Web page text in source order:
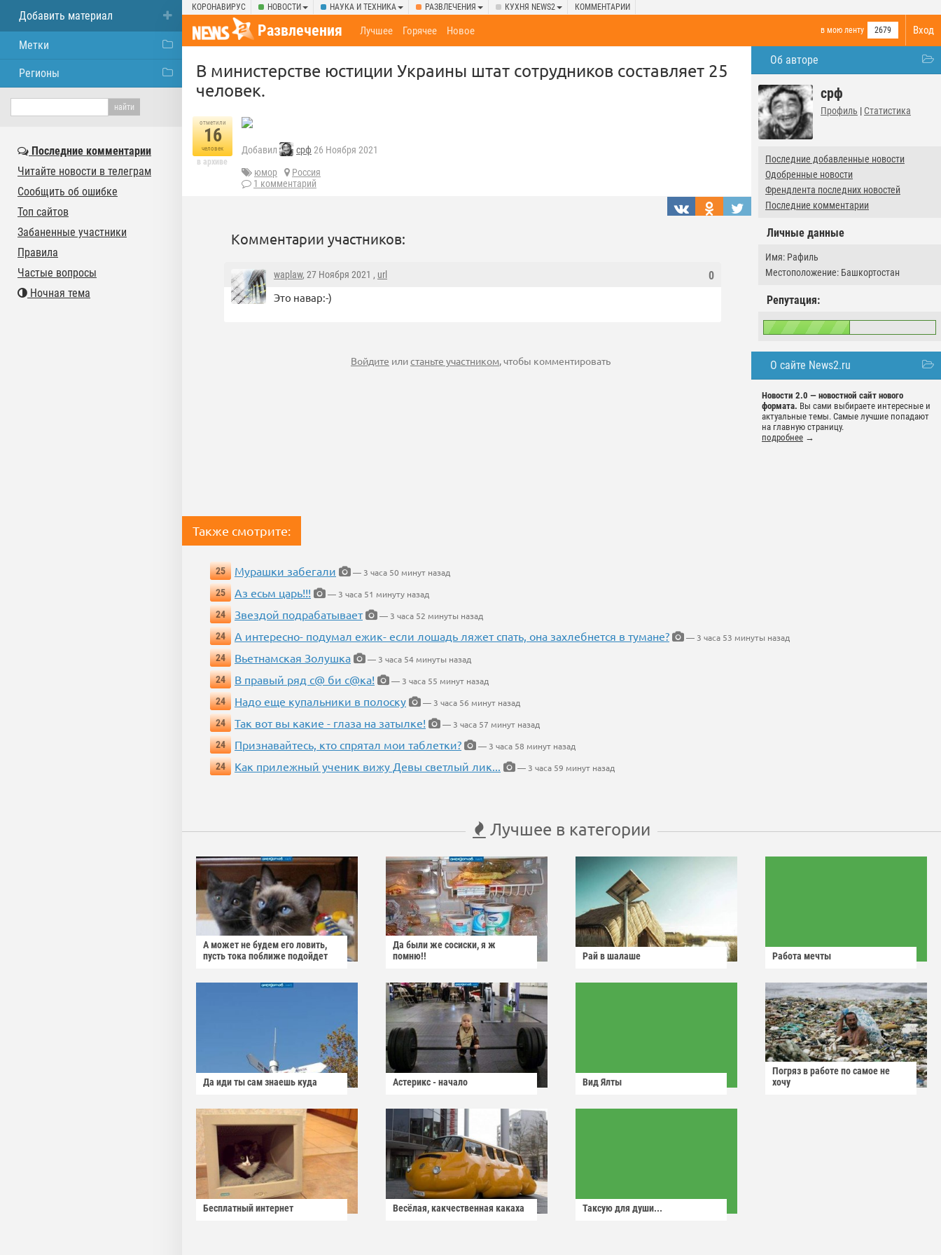
КОРОНАВИРУС НОВОСТИ НАУКА И ТЕХНИКА РАЗВЛЕЧЕНИЯ КУХНЯ NEWS2 КОММЕНТАРИИ
Вход
Развлечения в мою ленту 2679
Лучшее Горячее Новое
Об авторе
срф
Профиль | Статистика
Последние добавленные новости
Одобренные новости
Френдлента последних новостей
Последние комментарии
Личные данные
Имя: Рафиль
Местоположение: Башкортостан
Репутация:
О сайте News2.ru
Новости 2.0 — новостной сайт нового
формата. Вы сами выбираете интересные и
актуальные темы. Самые лучшие попадают
на главную страницу.
подробнее →
В министерстве юстиции Украины штат сотрудников составляет 25
человек.
отметили
16
человек
в архиве
Добавил срф 26 Ноября 2021
юмор
Россия
1 комментарий
Комментарии участников:
0
waplaw, 27 Ноября 2021 , url
Это навар:-)
Войдите илистаньте участником, чтобы комментировать
Также смотрите:
25 Мурашки забегали
— 3 часа 50 минут назад
25
Аз есьм царь!!!
— 3 часа 51 минуту назад
24
Звездой подрабатывает
— 3 часа 52 минуты назад
24
А интересно- подумал ежик- если лошадь ляжет спать, она захлебнется в тумане?
— 3 часа 53 минуты назад
24
Вьетнамская Золушка
— 3 часа 54 минуты назад
24
В правый ряд с@ би с@ка!
— 3 часа 55 минут назад
24
Надо еще купальники в полоску
— 3 часа 56 минут назад
24
Так вот вы какие - глаза на затылке!
— 3 часа 57 минут назад
24
Признавайтесь, кто спрятал мои таблетки?
— 3 часа 58 минут назад
24
Как прилежный ученик вижу Девы светлый лик... — 3 часа 59 минут назад
Лучшее в категории
А может не будем его ловить,
пусть тока поближе подойдет
Да были же сосиски, я ж
помню!!
Рай в шалаше Работа мечты
Да иди ты сам знаешь куда Астерикс - начало Вид Ялты
Погряз в работе по самое не
хочу
Бесплатный интернет Весёлая, какчественная какаха Таксую для души...
Добавить материал
Метки
Регионы
Последние комментарии
Читайте новости в телеграм
Сообщить об ошибке
Топ сайтов
Забаненные участники
Правила
Частые вопросы
Ночная тема